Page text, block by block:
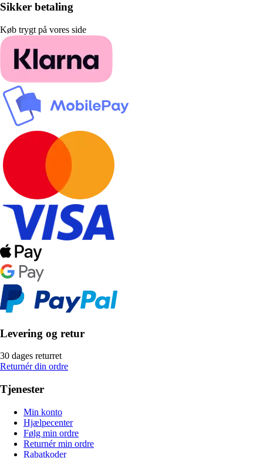
Sikker betaling
Køb trygt på vores side
Levering og retur
30 dages returret
Returnér din ordre
Tjenester
Min konto
Hjælpecenter
Følg min ordre
Returnér min ordre
Rabatkoder